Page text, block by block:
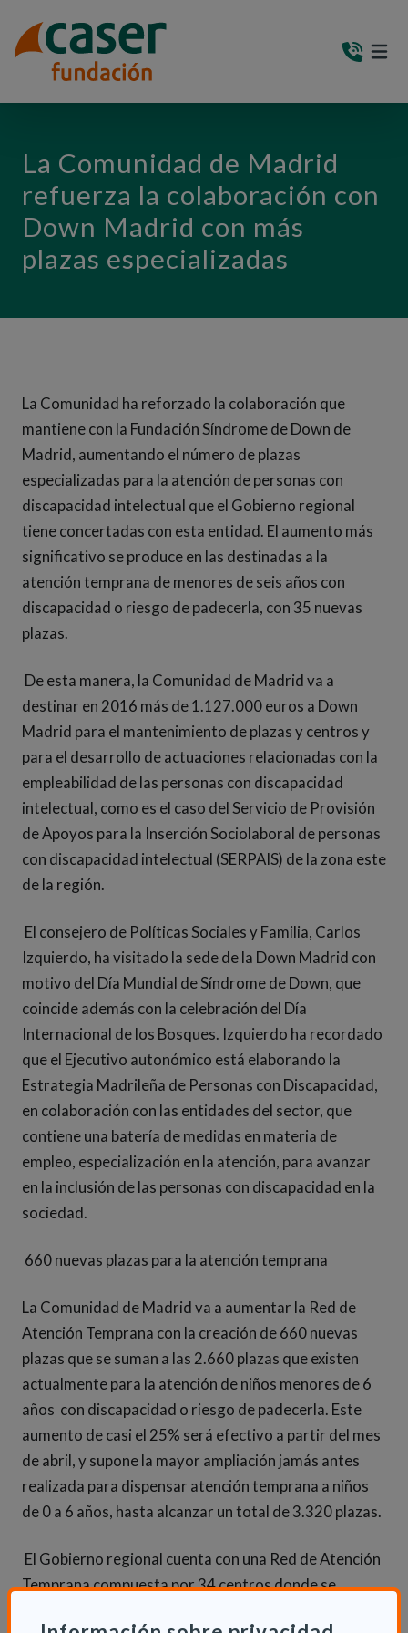
La Comunidad de Madrid
refuerza la colaboración con
Down Madrid con más
plazas especializadas
La Comunidad ha reforzado la colaboración que
mantiene con la Fundación Síndrome de Down de
Madrid, aumentando el número de plazas
especializadas para la atención de personas con
discapacidad intelectual que el Gobierno regional
tiene concertadas con esta entidad. El aumento más
significativo se produce en las destinadas a la
atención temprana de menores de seis años con
discapacidad o riesgo de padecerla, con 35 nuevas
plazas.
De esta manera, la Comunidad de Madrid va a
destinar en 2016 más de 1.127.000 euros a Down
Madrid para el mantenimiento de plazas y centros y
para el desarrollo de actuaciones relacionadas con la
empleabilidad de las personas con discapacidad
intelectual, como es el caso del Servicio de Provisión
de Apoyos para la Inserción Sociolaboral de personas
con discapacidad intelectual (SERPAIS) de la zona este
de la región.
El consejero de Políticas Sociales y Familia, Carlos
Izquierdo, ha visitado la sede de la Down Madrid con
motivo del Día Mundial de Síndrome de Down, que
coincide además con la celebración del Día
Internacional de los Bosques. Izquierdo ha recordado
que el Ejecutivo autonómico está elaborando la
Estrategia Madrileña de Personas con Discapacidad,
en colaboración con las entidades del sector, que
contiene una batería de medidas en materia de
empleo, especialización en la atención, para avanzar
en la inclusión de las personas con discapacidad en la
sociedad.
660 nuevas plazas para la atención temprana
La Comunidad de Madrid va a aumentar la Red de
Atención Temprana con la creación de 660 nuevas
plazas que se suman a las 2.660 plazas que existen
actualmente para la atención de niños menores de 6
años con discapacidad o riesgo de padecerla. Este
aumento de casi el 25% será efectivo a partir del mes
de abril, y supone la mayor ampliación jamás antes
realizada para dispensar atención temprana a niños
de 0 a 6 años, hasta alcanzar un total de 3.320 plazas.
El Gobierno regional cuenta con una Red de Atención
Temprana compuesta por 34 centros donde se